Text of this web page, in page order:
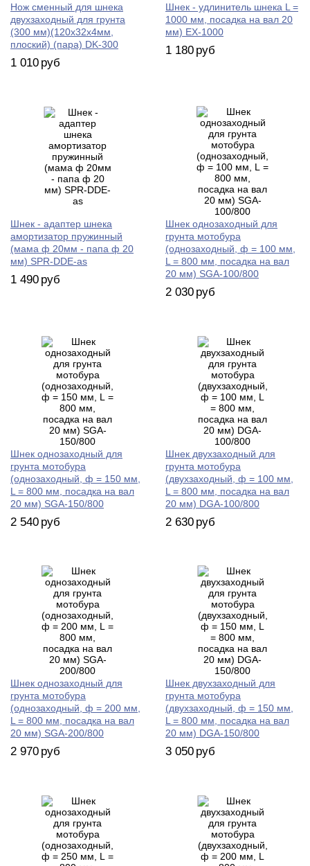
Нож сменный для шнека
двухзаходный для грунта
(300 мм)(120х32х4мм,
плоский) (пара) DK-300
1 010 руб
Шнек - удлинитель шнека L =
1000 мм, посадка на вал 20
мм) EX-1000
1 180 руб
Шнек - адаптер шнека
амортизатор пружинный
(мама ф 20мм - папа ф 20
мм) SPR-DDE-as
1 490 руб
Шнек однозаходный для
грунта мотобура
(однозаходный, ф = 100 мм,
L = 800 мм, посадка на вал
20 мм) SGA-100/800
2 030 руб
Шнек однозаходный для
грунта мотобура
(однозаходный, ф = 150 мм,
L = 800 мм, посадка на вал
20 мм) SGA-150/800
2 540 руб
Шнек двухзаходный для
грунта мотобура
(двухзаходный, ф = 100 мм,
L = 800 мм, посадка на вал
20 мм) DGA-100/800
2 630 руб
Шнек однозаходный для
грунта мотобура
(однозаходный, ф = 200 мм,
L = 800 мм, посадка на вал
20 мм) SGA-200/800
2 970 руб
Шнек двухзаходный для
грунта мотобура
(двухзаходный, ф = 150 мм,
L = 800 мм, посадка на вал
20 мм) DGA-150/800
3 050 руб